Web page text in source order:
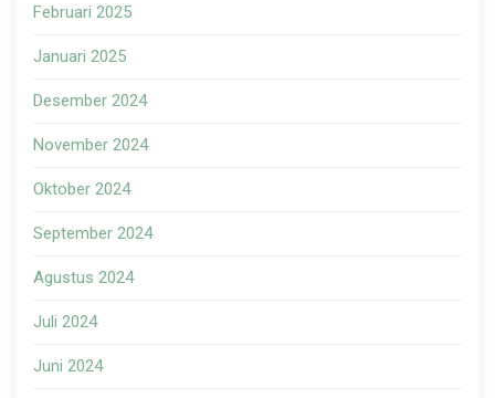
Februari 2025
Januari 2025
Desember 2024
November 2024
Oktober 2024
September 2024
Agustus 2024
Juli 2024
Juni 2024